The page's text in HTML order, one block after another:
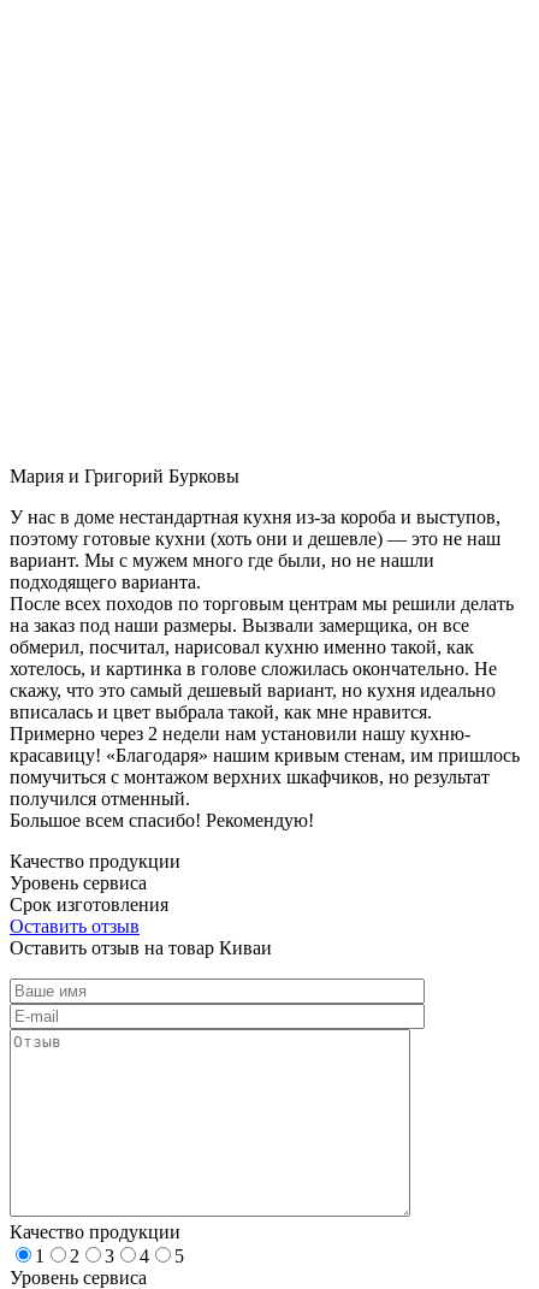
Мария и Григорий Бурковы
У нас в доме нестандартная кухня из-за короба и выступов,
поэтому готовые кухни (хоть они и дешевле) — это не наш
вариант. Мы с мужем много где были, но не нашли
подходящего варианта.
После всех походов по торговым центрам мы решили делать
на заказ под наши размеры. Вызвали замерщика, он все
обмерил, посчитал, нарисовал кухню именно такой, как
хотелось, и картинка в голове сложилась окончательно. Не
скажу, что это самый дешевый вариант, но кухня идеально
вписалась и цвет выбрала такой, как мне нравится.
Примерно через 2 недели нам установили нашу кухню-
красавицу! «Благодаря» нашим кривым стенам, им пришлось
помучиться с монтажом верхних шкафчиков, но результат
получился отменный.
Большое всем спасибо! Рекомендую!
Качество продукции
Уровень сервиса
Срок изготовления
Оставить отзыв
Оставить отзыв на товар Киваи
Качество продукции
1
2 3 4
5
Уровень сервиса